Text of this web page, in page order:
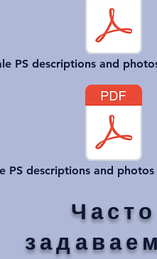
PS descriptions and
PS descriptions and photos
Часто